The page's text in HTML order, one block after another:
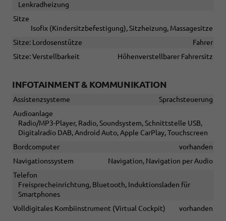
Lenkradheizung
Sitze
Isofix (Kindersitzbefestigung), Sitzheizung, Massagesitze
Sitze: Lordosenstütze
Fahrer
Sitze: Verstellbarkeit
Höhenverstellbarer Fahrersitz
INFOTAINMENT & KOMMUNIKATION
Assistenzsysteme
Sprachsteuerung
Audioanlage
Radio/MP3-Player, Radio, Soundsystem, Schnittstelle USB,
Digitalradio DAB, Android Auto, Apple CarPlay, Touchscreen
Bordcomputer
vorhanden
Navigationssystem
Navigation, Navigation per Audio
Telefon
Freisprecheinrichtung, Bluetooth, Induktionsladen für
Smartphones
Volldigitales Kombiinstrument (Virtual Cockpit)
vorhanden